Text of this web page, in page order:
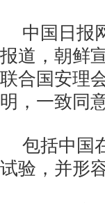
中国日报
报道，朝鲜
联合国安理
明，一致同
包括中国
试验，并形